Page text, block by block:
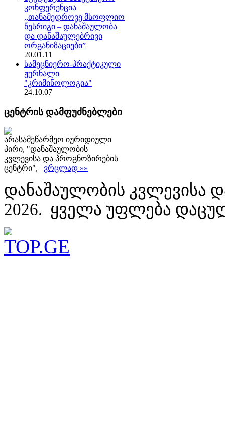
კონფერენცია
,,თანამედროვე მსოფლიო
წესრიგი – დანაშაულობა
და დანაშაულებრივი
ორგანიზაციები”
20.01.11
სამეცნიერო-პრაქტიკული
ჟურნალი
"კრიმინოლოგია"
24.10.07
ცენტრის დამფუძნებლები
არასამეწარმეო იურიდიული
პირი, "დანაშაულობის
კვლევისა და პროგნოზირების
ცენტრი", ვრცლად »»
დანაშაულობის კვლევისა
2026. ყველა უფლება